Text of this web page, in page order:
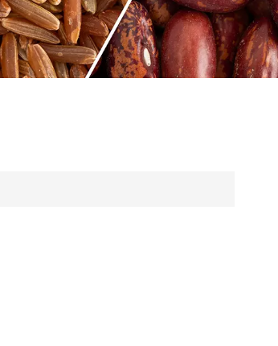
Indonesia
Tiếng việt